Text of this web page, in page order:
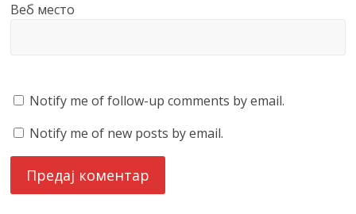
Веб место
Notify me of follow-up comments by email.
Notify me of new posts by email.